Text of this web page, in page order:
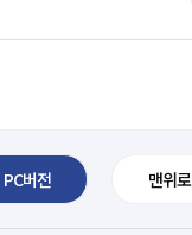
PC버전 맨위로